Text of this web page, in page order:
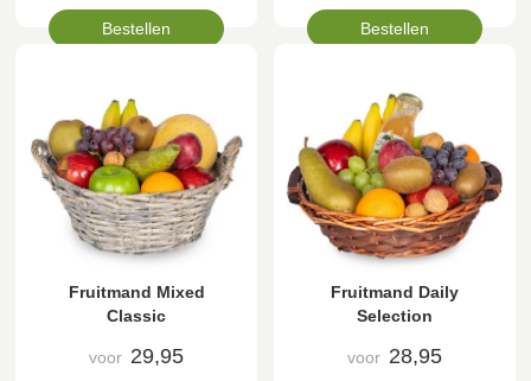
Bestellen Bestellen
Fruitmand Mixed
Classic
voor 29,95
Fruitmand Daily
Selection
voor 28,95